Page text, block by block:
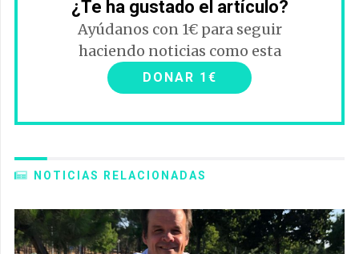
¿Te ha gustado el artículo?
Ayúdanos con 1€ para seguir
haciendo noticias como esta
DONAR 1€
NOTICIAS RELACIONADAS